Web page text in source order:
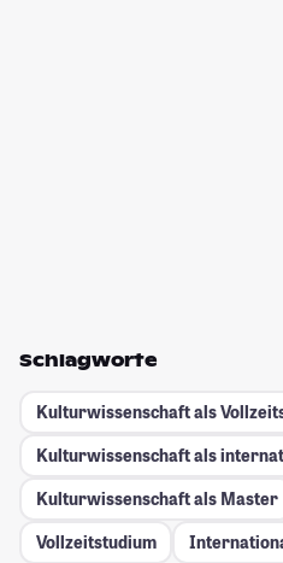
Schlagworte
Kulturwissenschaft als
Kulturwissenschaft als
Kulturwissenschaft als Master
Vollzeitstudium